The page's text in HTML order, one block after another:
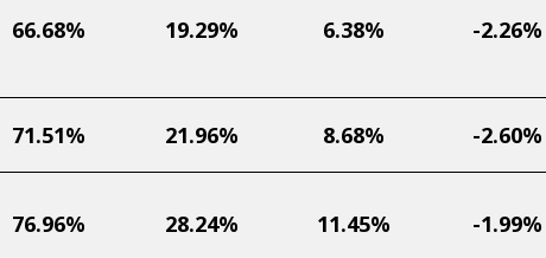
-2.26%
6.38%
19.29%
66.68%
-2.60%
8.68%
21.96%
71.51%
-1.99%
11.45%
28.24%
76.96%